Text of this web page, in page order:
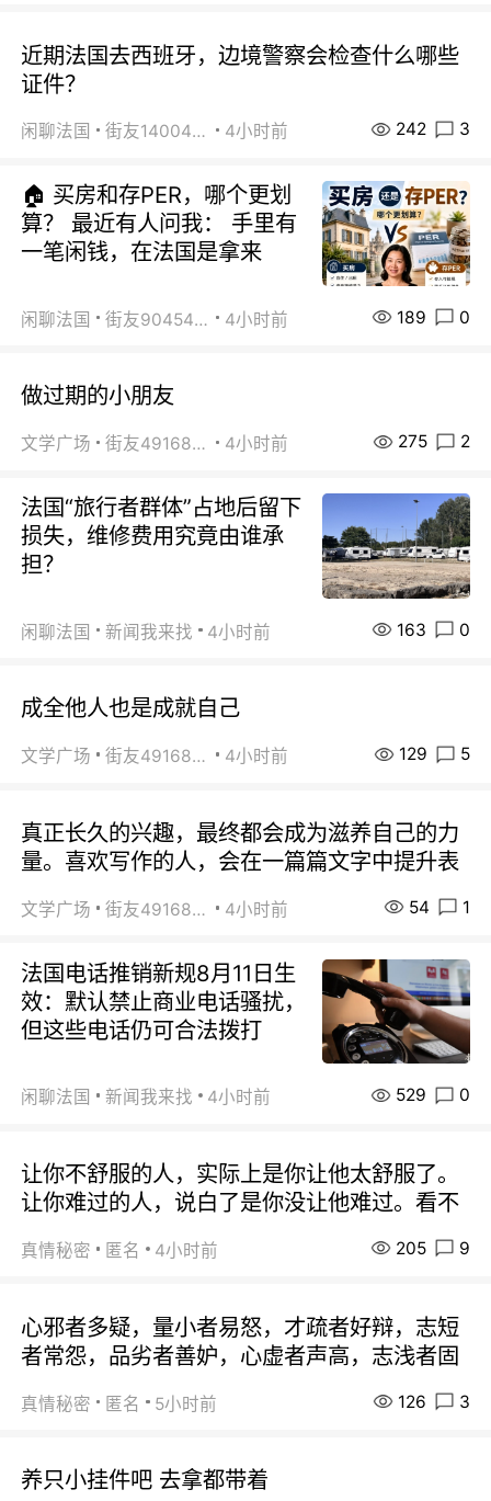
近期法国去西班牙，边境警察会检查什么哪些
证件？
闲聊法国 街友14004820 4小时前 242 3
🏠 买房和存PER，哪个更划
算？ 最近有人问我： 手里有
一笔闲钱，在法国是拿来
闲聊法国 街友90454511 4小时前 189 0
做过期的小朋友
文学广场 街友49168527 4小时前 275 2
法国“旅行者群体”占地后留下
损失，维修费用究竟由谁承
担？
闲聊法国 新闻我来找 4小时前 163 0
成全他人也是成就自己
文学广场 街友49168527 4小时前 129 5
真正长久的兴趣，最终都会成为滋养自己的力
量。喜欢写作的人，会在一篇篇文字中提升表
文学广场 街友49168527 4小时前 54 1
法国电话推销新规8月11日生
效：默认禁止商业电话骚扰，
但这些电话仍可合法拨打
闲聊法国 新闻我来找 4小时前 529 0
让你不舒服的人，实际上是你让他太舒服了。
让你难过的人，说白了是你没让他难过。看不
真情秘密 匿名 4小时前 205 9
心邪者多疑，量小者易怒，才疏者好辩，志短
者常怨，品劣者善妒，心虚者声高，志浅者固
真情秘密 匿名 5小时前 126 3
养只小挂件吧 去拿都带着